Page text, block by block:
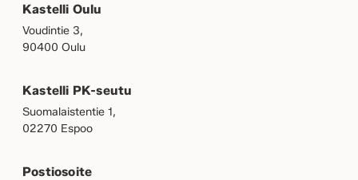
Kastelli Oulu
Voudintie 3,
90400 Oulu
Kastelli PK-seutu
Suomalaistentie 1,
02270 Espoo
Postiosoite